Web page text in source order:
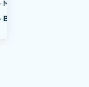
Muziek
Bekijk alle categorieën